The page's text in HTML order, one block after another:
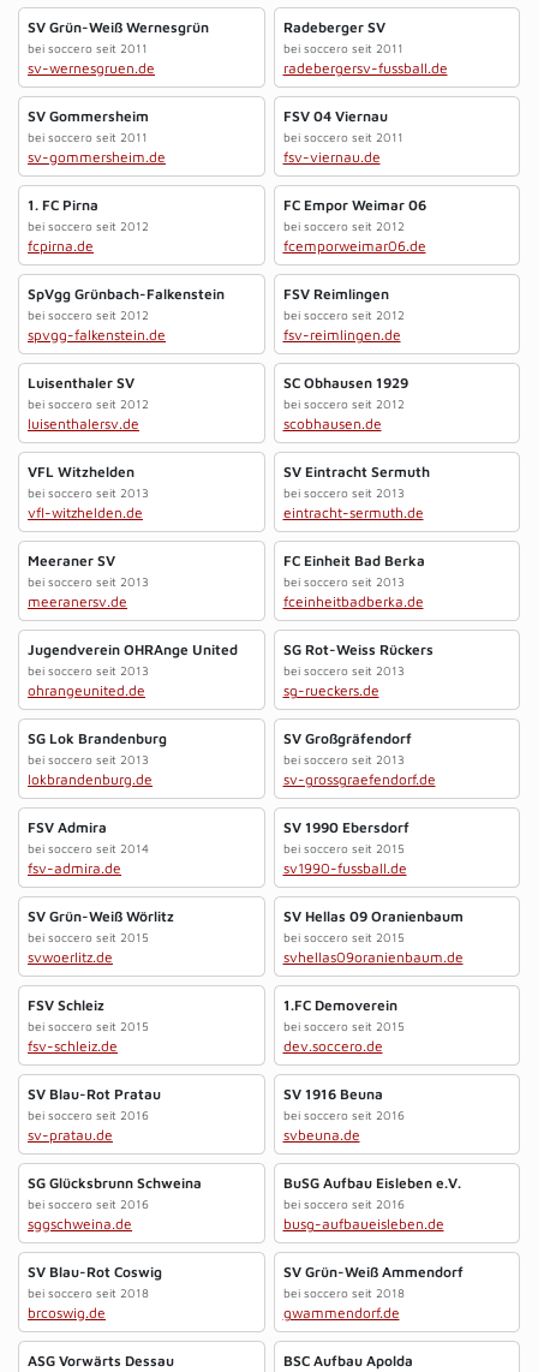
SV Grün-Weiß Wernesgrün
bei soccero seit 2011
sv-wernesgruen.de
Radeberger SV
bei soccero seit 2011
radebergersv-fussball.de
SV Gommersheim
bei soccero seit 2011
sv-gommersheim.de
FSV 04 Viernau
bei soccero seit 2011
fsv-viernau.de
1. FC Pirna
bei soccero seit 2012
fcpirna.de
FC Empor Weimar 06
bei soccero seit 2012
fcemporweimar06.de
SpVgg Grünbach-Falkenstein
bei soccero seit 2012
spvgg-falkenstein.de
FSV Reimlingen
bei soccero seit 2012
fsv-reimlingen.de
Luisenthaler SV
bei soccero seit 2012
luisenthalersv.de
SC Obhausen 1929
bei soccero seit 2012
scobhausen.de
VFL Witzhelden
bei soccero seit 2013
vfl-witzhelden.de
SV Eintracht Sermuth
bei soccero seit 2013
eintracht-sermuth.de
Meeraner SV
bei soccero seit 2013
meeranersv.de
FC Einheit Bad Berka
bei soccero seit 2013
fceinheitbadberka.de
Jugendverein OHRAnge United
bei soccero seit 2013
ohrangeunited.de
SG Rot-Weiss Rückers
bei soccero seit 2013
sg-rueckers.de
SG Lok Brandenburg
bei soccero seit 2013
lokbrandenburg.de
SV Großgräfendorf
bei soccero seit 2013
sv-grossgraefendorf.de
FSV Admira
bei soccero seit 2014
fsv-admira.de
SV 1990 Ebersdorf
bei soccero seit 2015
sv1990-fussball.de
SV Grün-Weiß Wörlitz
bei soccero seit 2015
svwoerlitz.de
SV Hellas 09 Oranienbaum
bei soccero seit 2015
svhellas09oranienbaum.de
FSV Schleiz
bei soccero seit 2015
fsv-schleiz.de
1.FC Demoverein
bei soccero seit 2015
dev.soccero.de
SV Blau-Rot Pratau
bei soccero seit 2016
sv-pratau.de
SV 1916 Beuna
bei soccero seit 2016
svbeuna.de
SG Glücksbrunn Schweina
bei soccero seit 2016
sggschweina.de
BuSG Aufbau Eisleben e.V.
bei soccero seit 2016
busg-aufbaueisleben.de
SV Blau-Rot Coswig
bei soccero seit 2018
brcoswig.de
SV Grün-Weiß Ammendorf
bei soccero seit 2018
gwammendorf.de
ASG Vorwärts Dessau BSC Aufbau Apolda